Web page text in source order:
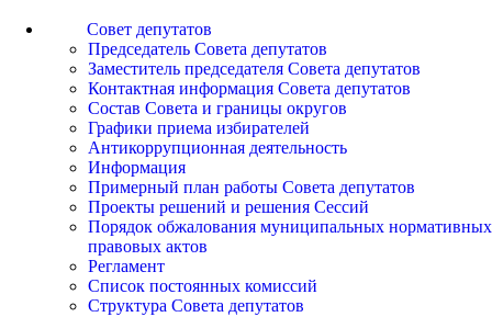
Совет депутатов
Председатель Совета депутатов
Заместитель председателя Совета депутатов
Контактная информация Совета депутатов
Состав Совета и границы округов
Графики приема избирателей
Антикоррупционная деятельность
Информация
Примерный план работы Совета депутатов
Проекты решений и решения Сессий
Порядок обжалования муниципальных нормативных
правовых актов
Регламент
Список постоянных комиссий
Структура Совета депутатов